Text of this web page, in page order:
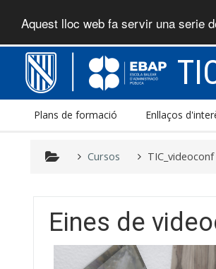
Aquest lloc web fa servir una serie
Ves al contingut principal
Plans de formació Enllaços
Cursos TIC_videoconf
Esquema per temes
General
Eines de